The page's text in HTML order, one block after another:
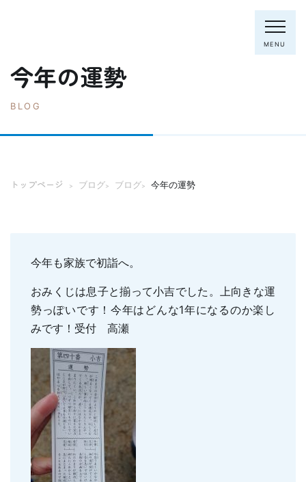
MENU
電話：0795-82-8281
予防歯科
小児のむし歯予防
訪問口腔ケア
入れ歯
親知らずの抜歯
地図・診療時間
今年の運勢
BLOG
トップページ > ブログ> ブログ> 今年の運勢
今年も家族で初詣へ。
おみくじは息子と揃って小吉でした。上向きな運
勢っぽいです！今年はどんな1年になるのか楽し
みです！受付 高瀬